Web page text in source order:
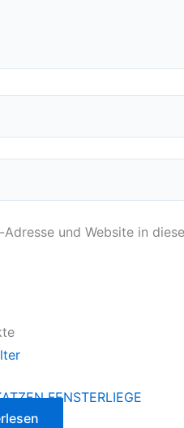
Adresse und Website in
FENSTERLIEGE